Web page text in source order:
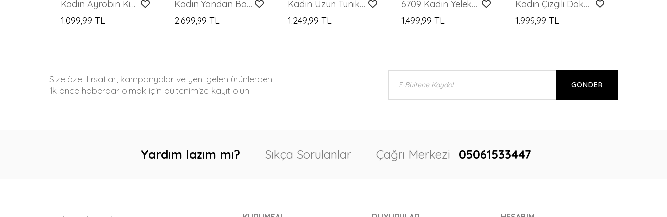
Kadın Ayrobin Kimono Etek İkili Takım 8047 - Krem
1.099,99 TL
Kadın Yandan Bağlamalı Ceket Pantolon İkili Takım 30099 - Kahverengi
2.699,99 TL
Kadın Uzun Tunik Pantolon İkili Takım 6719 - İndigo
1.249,99 TL
6709 Kadın Yelek Pantolon İkili Takım - Krem
1.499,99 TL
Kadın Çizgili Dokuma İkili Takım 6750 - Kahverengi
1.999,99 TL
Size özel fırsatlar, kampanyalar ve yeni gelen ürünlerden
ilk önce haberdar olmak için bültenimize kayıt olun
GÖNDER
Yardım lazım mı? Sıkça Sorulanlar Çağrı Merkezi 05061533447